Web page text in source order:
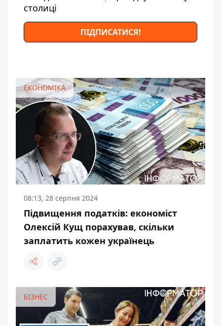
столиці
ПІДПИСАТИСЯ!
ЕКОНОМІКА
08:13, 28 серпня 2024
Підвищення податків: економіст
Олексій Кущ порахував, скільки
заплатить кожен українець
БІЗНЕС